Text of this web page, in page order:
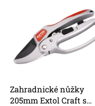
12mm.Nakupujte zahradní
nářadí online za...
Zahradnické nůžky
205mm Extol Craft s